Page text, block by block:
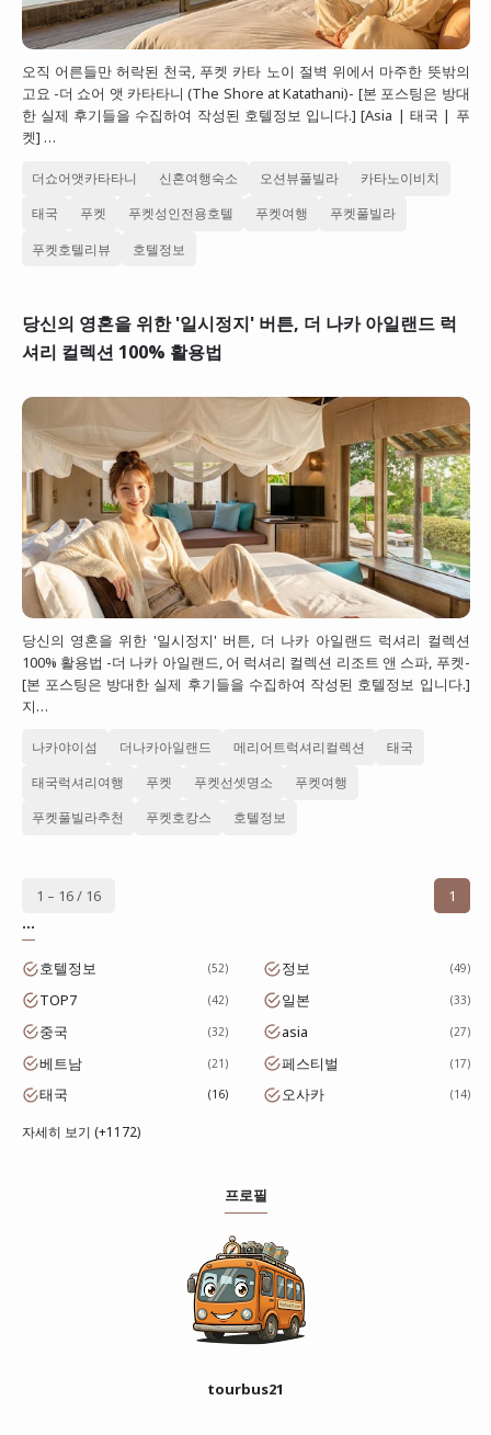
오직 어른들만 허락된 천국, 푸켓 카타 노이 절벽 위에서 마주한 뜻밖의
고요 -더 쇼어 앳 카타타니 (The Shore at Katathani)- [본 포스팅은 방대
한 실제 후기들을 수집하여 작성된 호텔정보 입니다.] [Asia | 태국 | 푸
켓] …
더쇼어앳카타타니 신혼여행숙소 오션뷰풀빌라 카타노이비치
태국 푸켓 푸켓성인전용호텔 푸켓여행 푸켓풀빌라
푸켓호텔리뷰 호텔정보
당신의 영혼을 위한 '일시정지' 버튼, 더 나카 아일랜드 럭
셔리 컬렉션 100% 활용법
당신의 영혼을 위한 '일시정지' 버튼, 더 나카 아일랜드 럭셔리 컬렉션
100% 활용법 -더 나카 아일랜드, 어 럭셔리 컬렉션 리조트 앤 스파, 푸켓-
[본 포스팅은 방대한 실제 후기들을 수집하여 작성된 호텔정보 입니다.]
지…
나카야이섬 더나카아일랜드 메리어트럭셔리컬렉션 태국
태국럭셔리여행 푸켓 푸켓선셋명소 푸켓여행
푸켓풀빌라추천 푸켓호캉스 호텔정보
1 – 16 / 16
1
...
호텔정보 52 정보 49
TOP7 42 일본 33
중국 32 asia 27
베트남 21 페스티벌 17
태국 16 오사카 14
자세히 보기 (+1172)
프로필
tourbus21